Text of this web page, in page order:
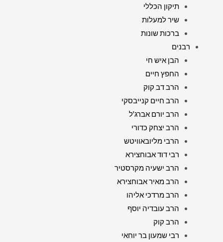
תיקון הכללי
שיר למעלות
ברכות שונות
רבנים
הבן איש חי
החפץ חיים
הרב דב קוק
הרב חיים קנייבסקי
הרב יורם אברג'ל
הרב יצחק כדורי
הרבי מליובאוויטש
רבי דוד אבוחצירא
הרב ישעיה מקרסטיר
הרב מאיר אבוחצירא
הרב מרדכי אליהו
הרב עובדיה יוסף
הרב קוק
רבי שמעון בר יוחאי